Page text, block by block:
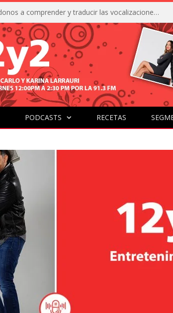
La IA está acercándonos a comprender y traducir las vocalizaciones y comportamientos de nuestras mascotas
PODCASTS RECETAS